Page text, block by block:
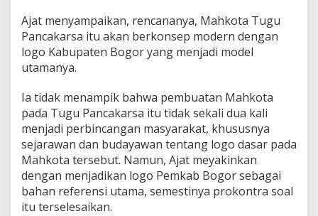
Ajat menyampaikan, rencananya, Mahkota Tugu
Pancakarsa itu akan berkonsep modern dengan
logo Kabupaten Bogor yang menjadi model
utamanya.
Ia tidak menampik bahwa pembuatan Mahkota
pada Tugu Pancakarsa itu tidak sekali dua kali
menjadi perbincangan masyarakat, khususnya
sejarawan dan budayawan tentang logo dasar pada
Mahkota tersebut. Namun, Ajat meyakinkan
dengan menjadikan logo Pemkab Bogor sebagai
bahan referensi utama, semestinya prokontra soal
itu terselesaikan.